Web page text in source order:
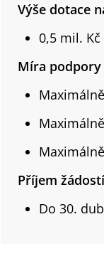
Výše dotace
0,5 mil.
Míra
Příjem
Do 30.